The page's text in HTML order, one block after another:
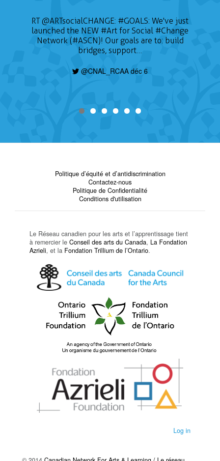
RT@ARTsocialCHANGE: #GOALS: We've just
launched the NEW #Art for Social #Change
Network (#ASCN)! Our goals are to: build
bridges, support…
@CNAL_RCAA déc 6
Politique d’équité et d’antidiscrimination
Contactez-nous
Politique de Confidentialité
Conditions d'utilisation
Le Réseau canadien pour les arts et l’apprentissage tient
à remercier le Conseil des arts du Canada, La Fondation
Azrieli, et la Fondation Trillium de l’Ontario.
Log in